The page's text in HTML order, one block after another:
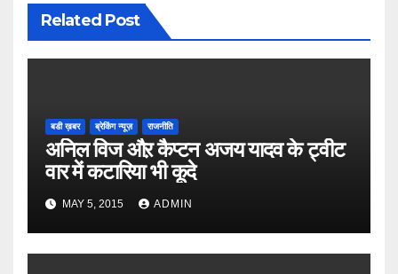
Related Post
बडी ख़बर ब्रेकिंग न्यूज़ राजनीति
अनिल विज औऱ कैप्टन अजय यादव के ट्वीट
वार में कटारिया भी कूदे
MAY 5, 2015 ADMIN